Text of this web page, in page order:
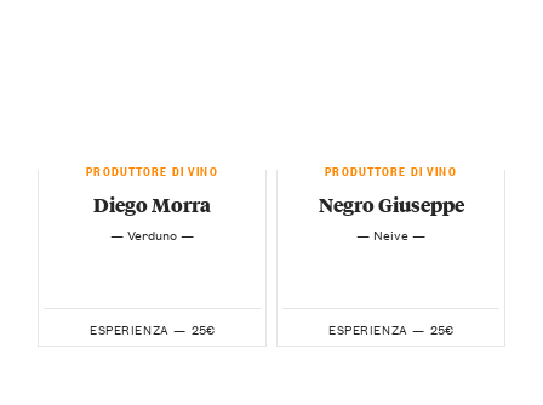
PRODUTTORE DI VINO
Diego Morra
— Verduno —
ESPERIENZA — 25€
PRODUTTORE DI VINO
Negro Giuseppe
— Neive —
ESPERIENZA — 25€